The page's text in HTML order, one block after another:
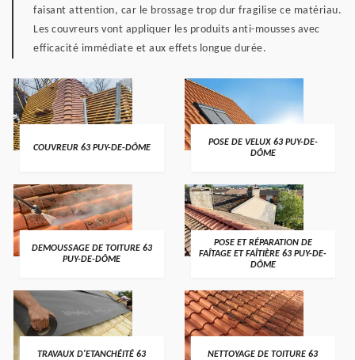
faisant attention, car le brossage trop dur fragilise ce matériau.
Les couvreurs vont appliquer les produits anti-mousses avec
efficacité immédiate et aux effets longue durée.
COUVREUR 63 PUY-DE-DÔME
POSE DE VELUX 63 PUY-DE-
DÔME
DEMOUSSAGE DE TOITURE 63
PUY-DE-DÔME
POSE ET RÉPARATION DE
FAÎTAGE ET FAÎTIÈRE 63 PUY-DE-
DÔME
TRAVAUX D'ETANCHÉITÉ 63
NETTOYAGE DE TOITURE 63